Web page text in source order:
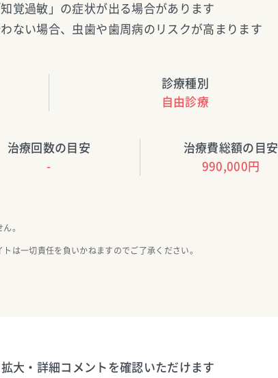
覚過敏」の症状が出る場合があります
ない場合、虫歯や歯周病のリスクが高まります
診療種別
自由診療
治療回数の目安
-
治療費総額の目安
990,000円
。
は一切責任を負いかねますのでご了承ください。
大・詳細コメントを確認いただけます